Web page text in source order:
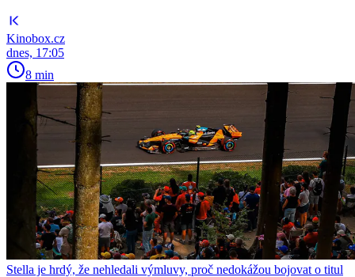
Kinobox.cz
dnes, 17:05
8 min
Stella je hrdý, že nehledali výmluvy, proč nedokážou bojovat o titul